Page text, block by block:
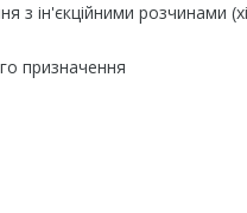
з ін'єкційними розчинами
призначення